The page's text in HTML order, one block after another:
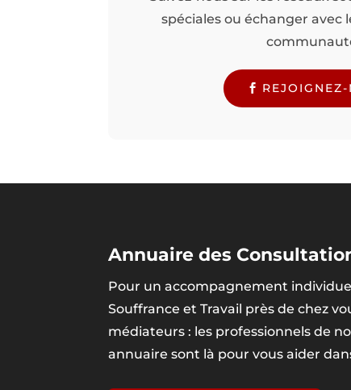
spéciales ou échanger avec
REJOIGNEZ-
Annuaire des
Pour un accompagnement
Souffrance et Travail près de chez
médiateurs : les professionnels de
annuaire sont là pour vous aider